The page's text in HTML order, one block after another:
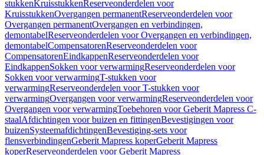
stukkenKruisstukkenReserveonderdelen voor
KruisstukkenOvergangen permanentReserveonderdelen voor
Overgangen permanentOvergangen en verbindingen,
demontabelReserveonderdelen voor Overgangen en verbindingen,
demontabelCompensatorenReserveonderdelen voor
CompensatorenEindkappenReserveonderdelen voor
EindkappenSokken voor verwarmingReserveonderdelen voor
Sokken voor verwarmingT-stukken voor
verwarmingReserveonderdelen voor T-stukken voor
verwarmingOvergangen voor verwarmingReserveonderdelen voor
Overgangen voor verwarmingToebehoren voor Geberit Mapress C-
staalAfdichtingen voor buizen en fittingenBevestigingen voor
buizenSysteemafdichtingenBevestiging-sets voor
flensverbindingenGeberit Mapress koperGeberit Mapress
koperReserveonderdelen voor Geberit Mapress